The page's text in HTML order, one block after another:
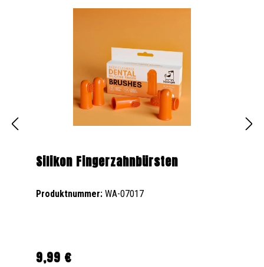
Silikon Fingerzahnbürsten
Produktnummer: WA-07017
Regulärer Preis:
9,99 €